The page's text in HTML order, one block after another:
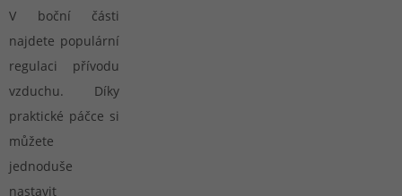
V boční části
najdete populární
regulaci přívodu
vzduchu. Díky
praktické páčce si
můžete
jednoduše
nastavit